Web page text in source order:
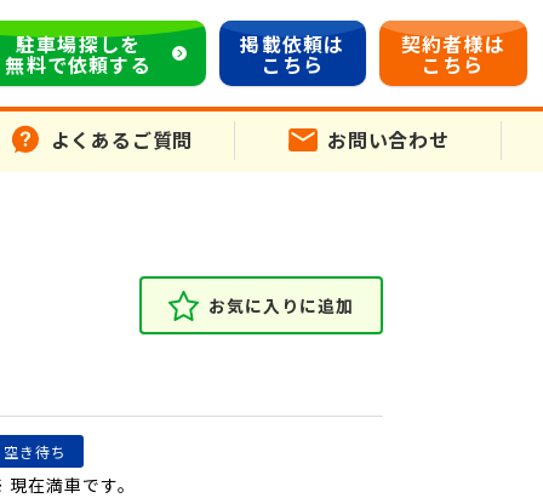
駐車場探しを
無料で依頼する
掲載依頼は
こちら
契約者様は
こちら
よくあるご質問 お問い合わせ
お気に入りに追加
空き待ち
在満車です。